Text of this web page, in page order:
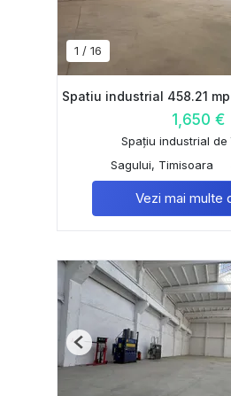
1 / 16
Spatiu industrial 458.21
1,650 €
Spațiu industrial
Sagului, Timisoara
Vezi mai multe
Previous